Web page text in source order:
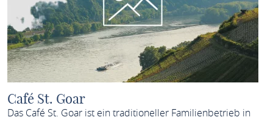
Café St. Goar
Das Café St. Goar ist ein traditioneller Familienbetrieb in